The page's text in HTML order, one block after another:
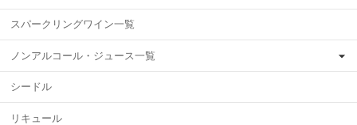
スパークリングワイン一覧
ノンアルコール・ジュース一覧
シードル
リキュール